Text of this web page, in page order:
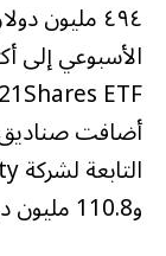
و110.8 مليون دولار على التوالي.